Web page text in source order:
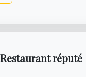
réputé